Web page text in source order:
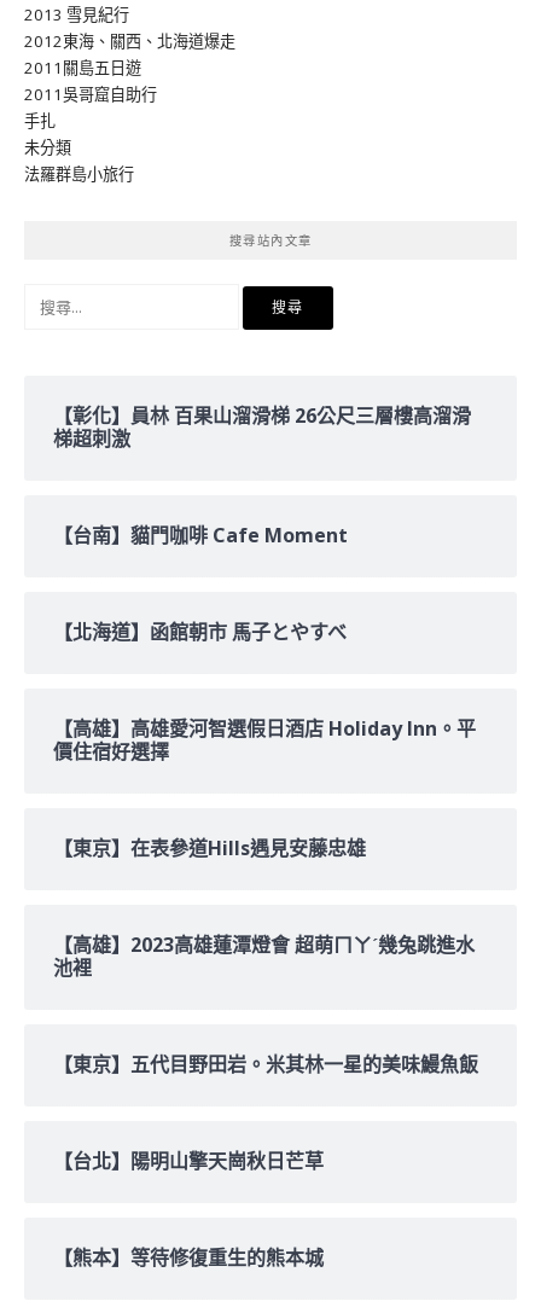
2013 雪見紀行
2012東海、關西、北海道爆走
2011關島五日遊
2011吳哥窟自助行
手扎
未分類
法羅群島小旅行
搜尋站內文章
【彰化】員林 百果山溜滑梯 26公尺三層樓高溜滑
梯超刺激
【台南】貓門咖啡 Cafe Moment
【北海道】函館朝市 馬子とやすべ
【高雄】高雄愛河智選假日酒店 Holiday Inn。平
價住宿好選擇
【東京】在表參道Hills遇見安藤忠雄
【高雄】2023高雄蓮潭燈會 超萌ㄇㄚˊ幾兔跳進水
池裡
【東京】五代目野田岩。米其林一星的美味鰻魚飯
【台北】陽明山擎天崗秋日芒草
【熊本】等待修復重生的熊本城